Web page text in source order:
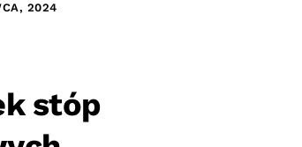
2024
stóp